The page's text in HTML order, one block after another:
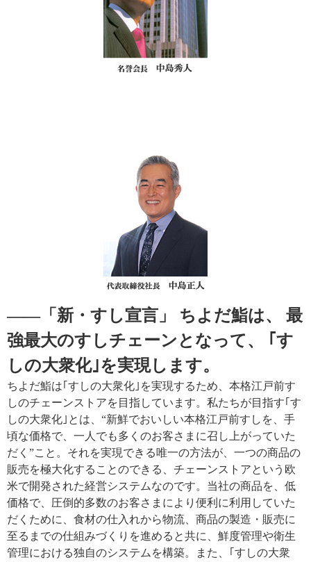
——「新・すし宣言」 ちよだ鮨は、
最
強最大のすしチェーンとなって、
｢す
しの大衆化｣を実現します。
ちよだ鮨は｢すしの大衆化｣を実現するため、本格江戸前す
しのチェーンストアを目指しています。 私たちが目指す｢す
しの大衆化｣とは、“新鮮でおいしい本格江戸前すしを、手
頃な価格で、一人でも多くのお客さまに召し上がっていた
だく”こと。 それを実現できる唯一の方法が、一つの商品の
販売を極大化することのできる、チェーンストアという欧
米で開発された経営システムなのです。 当社の商品を、低
価格で、圧倒的多数のお客さまにより便利に利用していた
だくために、食材の仕入れから物流、商品の製造・販売に
至るまでの仕組みづくりを進めると共に、鮮度管理や衛生
管理における独自のシステムを構築。
また、｢すしの大衆